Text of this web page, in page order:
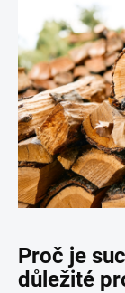
Proč je
důležité